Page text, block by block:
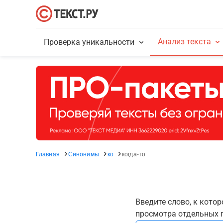
Проверка уникальности Анализ текста
Главная Синонимы ко когда-то
Введите слово, к
просмотра отдельных